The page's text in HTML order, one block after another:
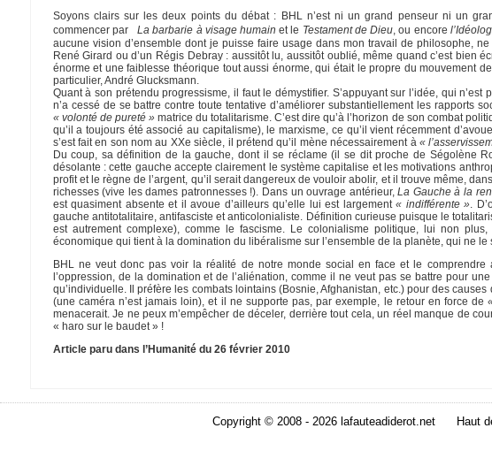
Soyons clairs sur les deux points du débat : BHL n’est ni un grand penseur ni un
commencer parLa barbarie à visage humain et le Testament de Dieu , ou encore
aucune vision d’ensemble dont je puisse faire usage dans mon travail de philosophe,
René Girard ou d’un Régis Debray : aussitôt lu, aussitôt oublié, même quand c’est bien
énorme et une faiblesse théorique tout aussi énorme, qui était le propre du mouvement
particulier, André Glucksmann.
Quant à son prétendu progressisme, il faut le démystifier. S’appuyant sur l’idée, qui
n’a cessé de se battre contre toute tentative d’améliorer substantiellement les rapports
« volonté de pureté »matrice du totalitarisme. C’est dire qu’à l’horizon de son combat
qu’il a toujours été associé au capitalisme), le marxisme, ce qu’il vient récemment
s’est fait en son nom au XXe siècle, il prétend qu’il mène nécessairement à «
Du coup, sa définition de la gauche, dont il se réclame (il se dit proche de Ségolène
désolante : cette gauche accepte clairement le système capitalise et les motivations
profit et le règne de l’argent, qu’il serait dangereux de vouloir abolir, et il trouve même,
richesses (vive les dames patronnesses !). Dans un ouvrage antérieur,La Gauche à la
est quasiment absente et il avoue d’ailleurs qu’elle lui est largement« indifférente » .
gauche antitotalitaire, antifasciste et anticolonialiste. Définition curieuse puisque le
est autrement complexe), comme le fascisme. Le colonialisme politique, lui non
économique qui tient à la domination du libéralisme sur l’ensemble de la planète, qui ne le
BHL ne veut donc pas voir la réalité de notre monde social en face et le comprendre
l’oppression, de la domination et de l’aliénation, comme il ne veut pas se battre pour
qu’individuelle. Il préfère les combats lointains (Bosnie, Afghanistan, etc.) pour des
(une caméra n’est jamais loin), et il ne supporte pas, par exemple, le retour en force de
menacerait. Je ne peux m’empêcher de déceler, derrière tout cela, un réel manque de
« haro sur le baudet » !
Article paru dans l’Humanité du 26 février 2010
Copyright © 2008 - 2026 lafauteadiderot.net Haut